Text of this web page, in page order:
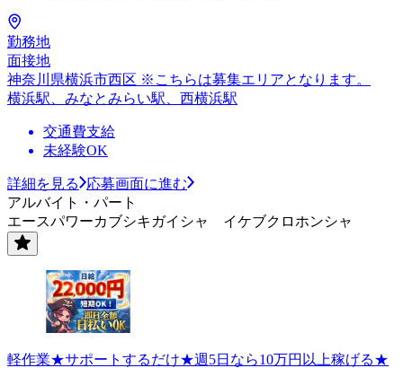
勤務地
面接地
神奈川県横浜市西区 ※こちらは募集エリアとなります。
横浜駅、みなとみらい駅、西横浜駅
交通費支給
未経験OK
詳細を見る
応募画面に進む
アルバイト・パート
エースパワーカブシキガイシャ イケブクロホンシャ
軽作業★サポートするだけ★週5日なら10万円以上稼げる★